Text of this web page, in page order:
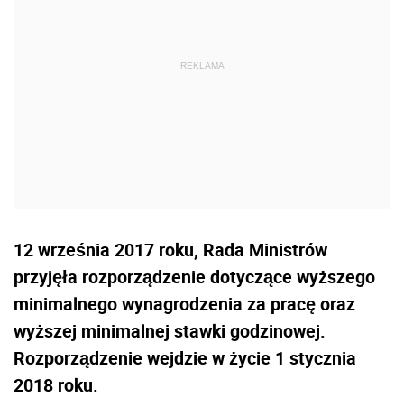
12 września 2017 roku, Rada Ministrów
przyjęła rozporządzenie dotyczące wyższego
minimalnego wynagrodzenia za pracę oraz
wyższej minimalnej stawki godzinowej.
Rozporządzenie wejdzie w życie 1 stycznia
2018 roku.